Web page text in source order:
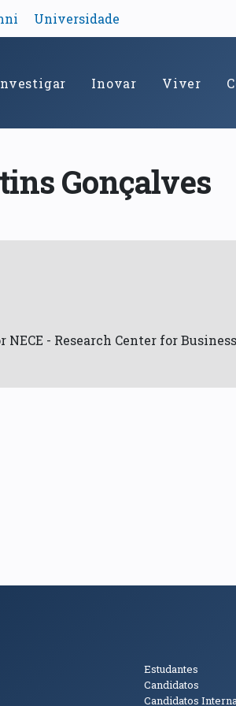
Universidade
Inovar Viver
Gonçalves
NECE - Research Center for
Principais Públicos
Estudantes
Candidatos
Candidatos